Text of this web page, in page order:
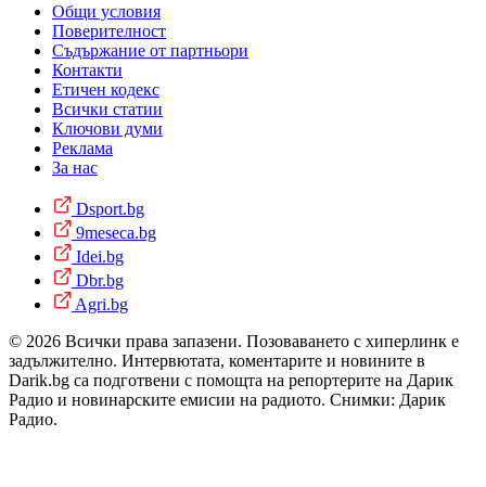
Общи условия
Поверителност
Съдържание от партньори
Контакти
Етичен кодекс
Всички статии
Ключови думи
Реклама
За нас
Dsport.bg
9meseca.bg
Idei.bg
Dbr.bg
Agri.bg
© 2026 Всички права запазени. Позоваването с хиперлинк е
задължително. Интервютата, коментарите и новините в
Darik.bg са подготвени с помощта на репортерите на Дарик
Радио и новинарските емисии на радиото. Снимки: Дарик
Радио.